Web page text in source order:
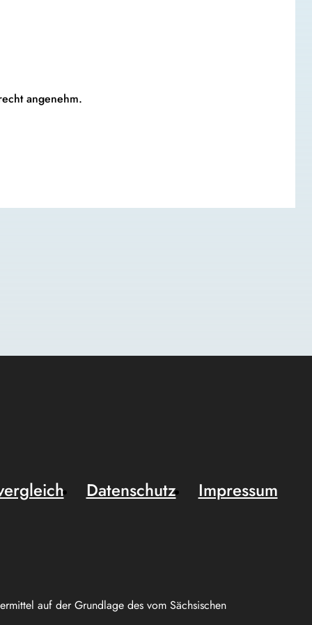
angenehm.
auf der Grundlage des vom Sächsischen
Datenschutz
Impressum